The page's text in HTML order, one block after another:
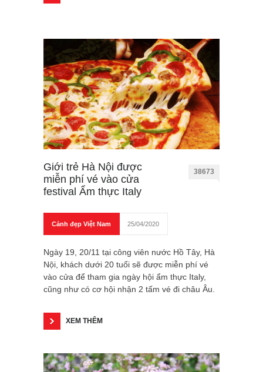
Giới trẻ Hà Nội được
miễn phí vé vào cửa
festival Ẩm thực Italy
38673
Cảnh đẹp Việt Nam 25/04/2020
Ngày 19, 20/11 tại công viên nước Hồ Tây, Hà
Nội, khách dưới 20 tuổi sẽ được miễn phí vé
vào cửa để tham gia ngày hội ẩm thực Italy,
cũng như có cơ hội nhận 2 tấm vé đi châu Âu.
XEM THÊM